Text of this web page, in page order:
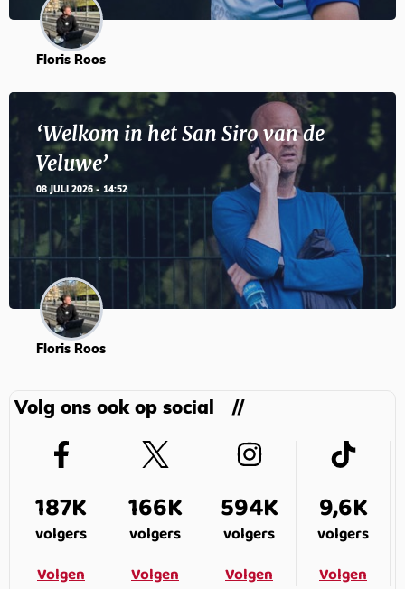
Floris Roos
‘Welkom in het San Siro van de
Veluwe’
08 JULI 2026 - 14:52
Floris Roos
Volg ons ook op social
187K
volgers
Volgen
166K
volgers
Volgen
594K
volgers
Volgen
9,6K
volgers
Volgen